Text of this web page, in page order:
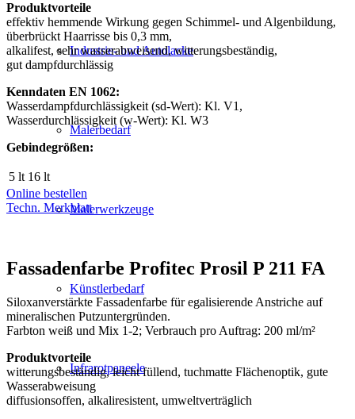
Industrie- und Autolacke
Malerbedarf
Malerwerkzeuge
Künstlerbedarf
Infrarotpaneele
Produktvorteile
effektiv hemmende Wirkung gegen Schimmel- und Algenbildung,
überbrückt Haarrisse bis 0,3 mm,
alkalifest, sehr wasserabweisend, witterungsbeständig,
gut dampfdurchlässig
Kenndaten EN 1062:
Wasserdampfdurchlässigkeit (sd-Wert): Kl. V1,
Wasserdurchlässigkeit (w-Wert): Kl. W3
Gebindegrößen:
5 lt 16 lt
Online bestellen
Techn. Merkblatt
Fassadenfarbe Profitec Prosil P 211 FA
Siloxanverstärkte Fassadenfarbe für egalisierende Anstriche auf
mineralischen Putzuntergründen.
Farbton weiß und Mix 1-2; Verbrauch pro Auftrag: 200 ml/m²
Produktvorteile
witterungsbeständig, leicht füllend, tuchmatte Flächenoptik, gute
Wasserabweisung
diffusionsoffen, alkaliresistent, umweltverträglich